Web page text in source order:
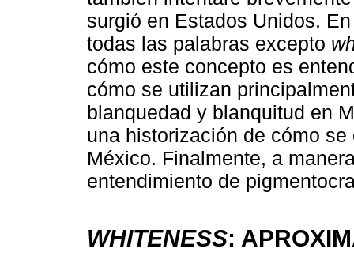
surgió en Estados Unidos.
todas las palabras excepto
cómo este concepto es
cómo se utilizan
blanquedad y blanquitud en
una historización de cómo
México. Finalmente, a
entendimiento de
WHITENESS: